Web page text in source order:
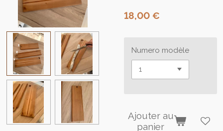
18,00 €
Numero modèle
Ajouter au
panier